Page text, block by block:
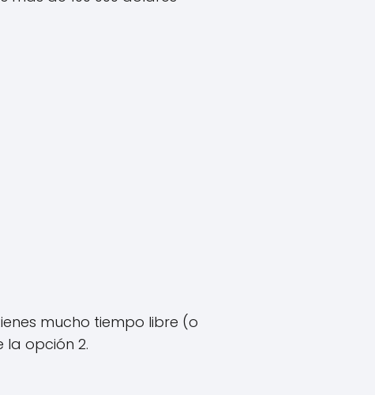
mucho tiempo libre (o
la opción 2.